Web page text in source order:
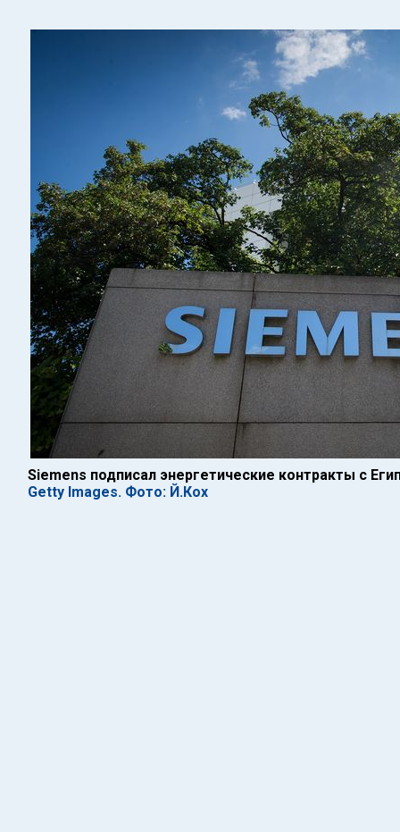
Siemens подписал энергетические контракты с
Getty Images. Фото: Й.Кох